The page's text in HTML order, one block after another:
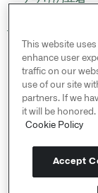
© 2026
reserved.
Cookies
Privacy
Terms of Use ↗
Do Not Sell
This website
enhance user
traffic on our
use of our site
partners. If we
it will be
Cookie Policy
Accept